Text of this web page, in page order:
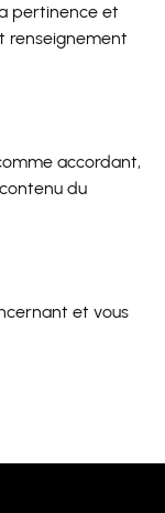
pertinence et
renseignement
accordant,
du
et vous